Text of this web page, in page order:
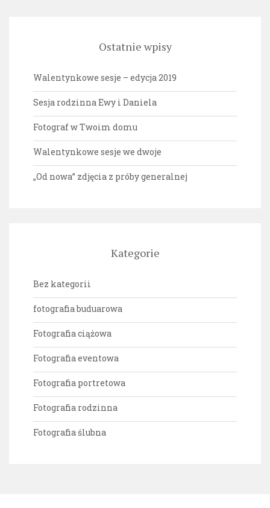
Ostatnie wpisy
Walentynkowe sesje – edycja 2019
Sesja rodzinna Ewy i Daniela
Fotograf w Twoim domu
Walentynkowe sesje we dwoje
„Od nowa” zdjęcia z próby generalnej
Kategorie
Bez kategorii
fotografia buduarowa
Fotografia ciążowa
Fotografia eventowa
Fotografia portretowa
Fotografia rodzinna
Fotografia ślubna